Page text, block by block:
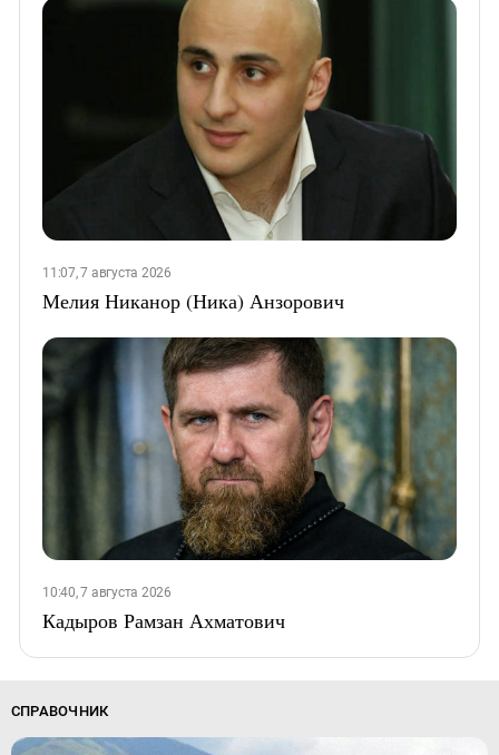
11:07, 7 августа 2026
Мелия Никанор (Ника) Анзорович
10:40, 7 августа 2026
Кадыров Рамзан Ахматович
СПРАВОЧНИК